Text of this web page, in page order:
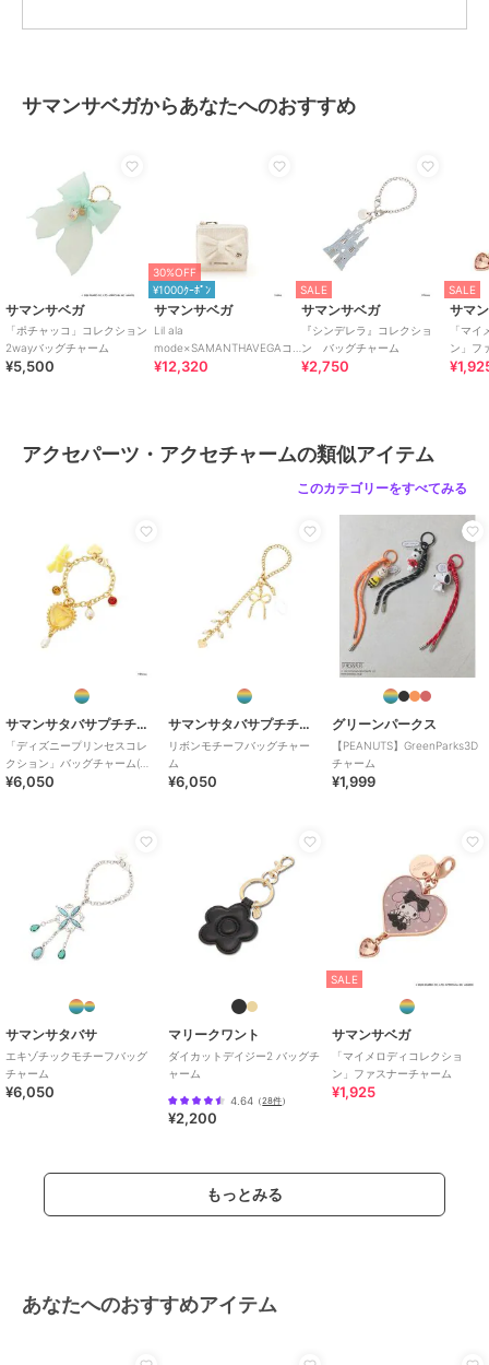
サマンサベガからあなたへのおすすめ
サマンサベガ
「ポチャッコ」コレクション
2wayバッグチャーム
¥5,500
30%OFF
¥1000ｸｰﾎﾟﾝ
サマンサベガ
Lil ala
mode×SAMANTHAVEGAコ
レクション 二つ折財布
¥12,320
SALE
サマンサベガ
『シンデレラ』コレクショ
ン バッグチャーム
¥2,750
SALE
サマ
「マ
ン」フ
アクセパーツ・アクセチャームの類似アイテム
このカテゴリーをすべてみる
サマンサタバサプチチョイス
「ディズニープリンセスコレ
クション」バッグチャーム(ベ
ル)
¥6,050
サマンサタバサプチチョイス
リボンモチーフバッグチャー
ム
¥6,050
グリーンパークス
【PEANUTS】GreenParks3D
チャーム
¥1,999
サマンサタバサ
エキゾチックモチーフバッグ
チャーム
¥6,050
マリークワント
ダイカットデイジー2 バッグチ
ャーム
4.64 （28件）
¥2,200
SALE
サマンサベガ
「マイメロディコレクショ
ン」ファスナーチャーム
¥1,925
もっとみる
あなたへのおすすめアイテム